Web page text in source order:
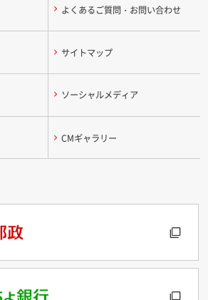
よくあるご質問・お問い合わせ
サイトマップ
ソーシャルメディア
CMギャラリー